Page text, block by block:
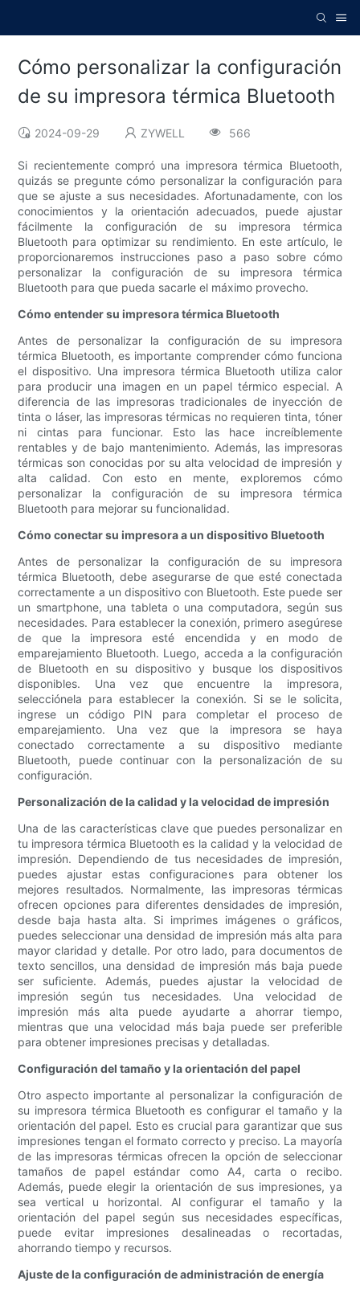
Cómo personalizar la configuración
de su impresora térmica Bluetooth
2024-09-29 ZYWELL 566
Si recientemente compró una impresora térmica Bluetooth,
quizás se pregunte cómo personalizar la configuración para
que se ajuste a sus necesidades. Afortunadamente, con los
conocimientos y la orientación adecuados, puede ajustar
fácilmente la configuración de su impresora térmica
Bluetooth para optimizar su rendimiento. En este artículo, le
proporcionaremos instrucciones paso a paso sobre cómo
personalizar la configuración de su impresora térmica
Bluetooth para que pueda sacarle el máximo provecho.
Cómo entender su impresora térmica Bluetooth
Antes de personalizar la configuración de su impresora
térmica Bluetooth, es importante comprender cómo funciona
el dispositivo. Una impresora térmica Bluetooth utiliza calor
para producir una imagen en un papel térmico especial. A
diferencia de las impresoras tradicionales de inyección de
tinta o láser, las impresoras térmicas no requieren tinta, tóner
ni cintas para funcionar. Esto las hace increíblemente
rentables y de bajo mantenimiento. Además, las impresoras
térmicas son conocidas por su alta velocidad de impresión y
alta calidad. Con esto en mente, exploremos cómo
personalizar la configuración de su impresora térmica
Bluetooth para mejorar su funcionalidad.
Cómo conectar su impresora a un dispositivo Bluetooth
Antes de personalizar la configuración de su impresora
térmica Bluetooth, debe asegurarse de que esté conectada
correctamente a un dispositivo con Bluetooth. Este puede ser
un smartphone, una tableta o una computadora, según sus
necesidades. Para establecer la conexión, primero asegúrese
de que la impresora esté encendida y en modo de
emparejamiento Bluetooth. Luego, acceda a la configuración
de Bluetooth en su dispositivo y busque los dispositivos
disponibles. Una vez que encuentre la impresora,
selecciónela para establecer la conexión. Si se le solicita,
ingrese un código PIN para completar el proceso de
emparejamiento. Una vez que la impresora se haya
conectado correctamente a su dispositivo mediante
Bluetooth, puede continuar con la personalización de su
configuración.
Personalización de la calidad y la velocidad de impresión
Una de las características clave que puedes personalizar en
tu impresora térmica Bluetooth es la calidad y la velocidad de
impresión. Dependiendo de tus necesidades de impresión,
puedes ajustar estas configuraciones para obtener los
mejores resultados. Normalmente, las impresoras térmicas
ofrecen opciones para diferentes densidades de impresión,
desde baja hasta alta. Si imprimes imágenes o gráficos,
puedes seleccionar una densidad de impresión más alta para
mayor claridad y detalle. Por otro lado, para documentos de
texto sencillos, una densidad de impresión más baja puede
ser suficiente. Además, puedes ajustar la velocidad de
impresión según tus necesidades. Una velocidad de
impresión más alta puede ayudarte a ahorrar tiempo,
mientras que una velocidad más baja puede ser preferible
para obtener impresiones precisas y detalladas.
Configuración del tamaño y la orientación del papel
Otro aspecto importante al personalizar la configuración de
su impresora térmica Bluetooth es configurar el tamaño y la
orientación del papel. Esto es crucial para garantizar que sus
impresiones tengan el formato correcto y preciso. La mayoría
de las impresoras térmicas ofrecen la opción de seleccionar
tamaños de papel estándar como A4, carta o recibo.
Además, puede elegir la orientación de sus impresiones, ya
sea vertical u horizontal. Al configurar el tamaño y la
orientación del papel según sus necesidades específicas,
puede evitar impresiones desalineadas o recortadas,
ahorrando tiempo y recursos.
Ajuste de la configuración de administración de energía